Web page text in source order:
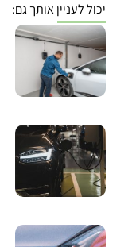
יכול לעניין אותך גם: